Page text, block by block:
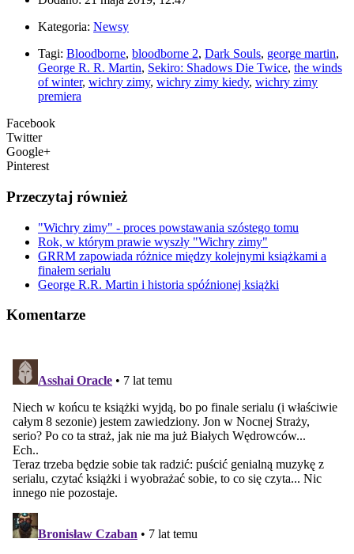
Kategoria: Newsy
Tagi: Bloodborne, bloodborne 2, Dark Souls, george martin,
George R. R. Martin, Sekiro: Shadows Die Twice, the winds
of winter, wichry zimy, wichry zimy kiedy, wichry zimy
premiera
Facebook
Twitter
Google+
Pinterest
Przeczytaj również
"Wichry zimy" - proces powstawania szóstego tomu
Rok, w którym prawie wyszły "Wichry zimy"
GRRM zapowiada różnice między kolejnymi książkami a
finałem serialu
George R.R. Martin i historia spóźnionej książki
Komentarze